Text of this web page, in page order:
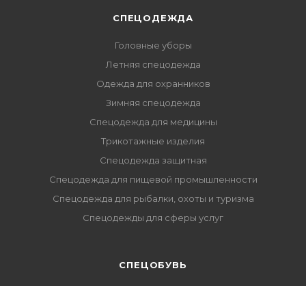
СПЕЦОДЕЖДА
Головные уборы
Летняя спецодежда
Одежда для охранников
Зимняя спецодежда
Спецодежда для медицины
Трикотажные изделия
Спецодежда защитная
Спецодежда для пищевой промышленности
Спецодежда для рыбалки, охоты и туризма
Спецодежды для сферы услуг
CПЕЦОБУВЬ